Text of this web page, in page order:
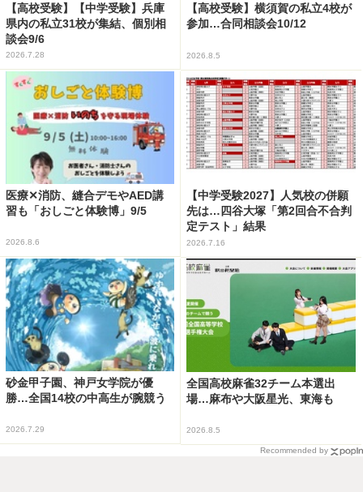
【高校受験】【中学受験】兵庫
県内の私立31校が集結、個別相
談会9/6
2026.7.28
【高校受験】横須賀の私立4校が
参加…合同相談会10/12
2026.8.5
医療✕消防、縫合デモやAED講
習も「おしごと体験博」9/5
2026.8.6
【中学受験2027】人気校の併願
先は…四谷大塚「第2回合不合判
定テスト」結果
2026.7.16
砂金甲子園、神戸女学院が優
勝…全国14校の中高生が腕競う
2026.7.29
全国高校麻雀32チーム本選出
場…麻布や大阪星光、東海も
2026.8.5
Recommended by